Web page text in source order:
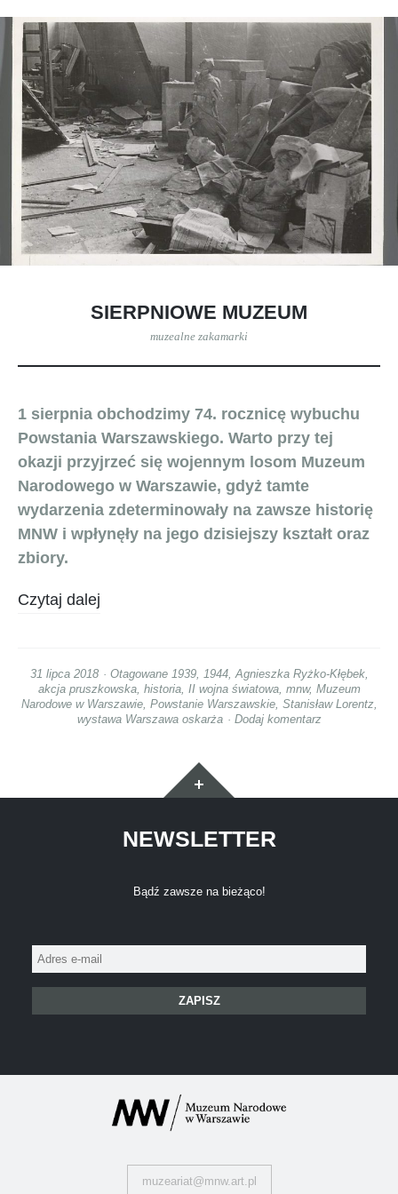
SIERPNIOWE MUZEUM
muzealne zakamarki
1 sierpnia obchodzimy 74. rocznicę wybuchu
Powstania Warszawskiego. Warto przy tej
okazji przyjrzeć się wojennym losom Muzeum
Narodowego w Warszawie, gdyż tamte
wydarzenia zdeterminowały na zawsze historię
MNW i wpłynęły na jego dzisiejszy kształt oraz
zbiory.
Czytaj dalej
31 lipca 2018 Otagowane 1939, 1944,Agnieszka Ryżko-Kłębek,
akcja pruszkowska, historia, II wojna światowa, mnw, Muzeum
Narodowe w Warszawie, Powstanie Warszawskie, Stanisław Lorentz,
wystawa Warszawa oskarża
Dodaj komentarz
Widgety
NEWSLETTER
Bądź zawsze na bieżąco!
Adres
e-
muzeariat@mnw.art.pl